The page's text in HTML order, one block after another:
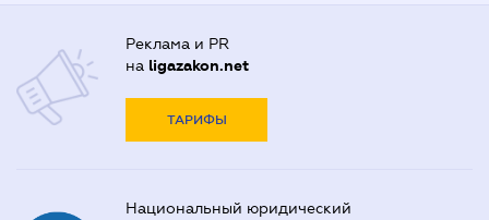
Реклама и PR
на ligazakon.net
ТАРИФЫ
Национальный юридический